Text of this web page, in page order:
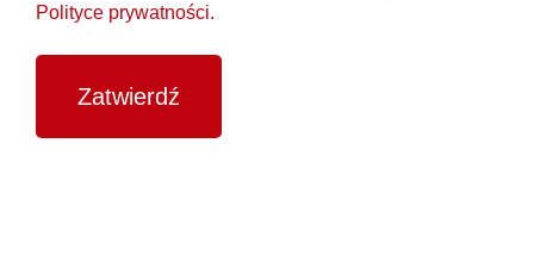
Polityce prywatności.